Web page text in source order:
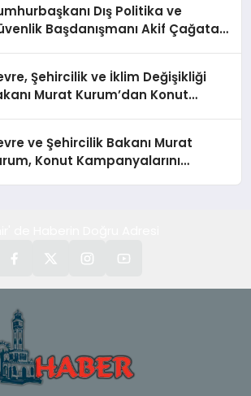
Dış Politika ve
Başdanışmanı Akif Çağatay
Şehircilik ve İklim Değişikliği
Murat Kurum’dan Konut
ve Şehircilik Bakanı Murat
Konut Kampanyalarını